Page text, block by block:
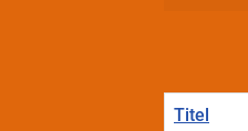
Titel